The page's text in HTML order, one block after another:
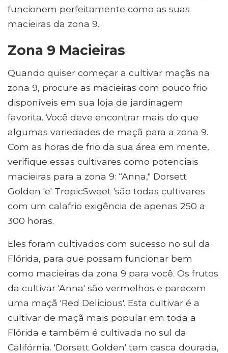
funcionem perfeitamente como as suas
macieiras da zona 9.
Zona 9 Macieiras
Quando quiser começar a cultivar maçãs na
zona 9, procure as macieiras com pouco frio
disponíveis em sua loja de jardinagem
favorita. Você deve encontrar mais do que
algumas variedades de maçã para a zona 9.
Com as horas de frio da sua área em mente,
verifique essas cultivares como potenciais
macieiras para a zona 9: “Anna," Dorsett
Golden 'e' TropicSweet 'são todas cultivares
com um calafrio exigência de apenas 250 a
300 horas.
Eles foram cultivados com sucesso no sul da
Flórida, para que possam funcionar bem
como macieiras da zona 9 para você. Os frutos
da cultivar 'Anna' são vermelhos e parecem
uma maçã 'Red Delicious'. Esta cultivar é a
cultivar de maçã mais popular em toda a
Flórida e também é cultivada no sul da
Califórnia. 'Dorsett Golden' tem casca dourada,